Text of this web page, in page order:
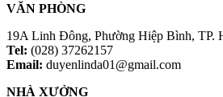
VĂN PHÒNG
19A Linh Đông, Phường Hiệp Bình, TP.
Tel: (028) 37262157
Email: duyenlinda01@gmail.com
NHÀ XƯỞNG